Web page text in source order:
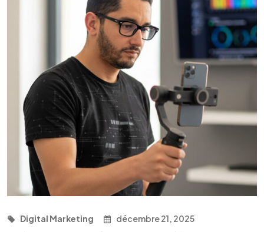
Digital Marketing décembre 21, 2025